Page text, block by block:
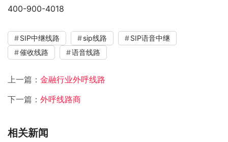
400-900-4018
SIP中继线路 sip线路
SIP语音中继
催收线路
语音线路
上一篇： 金融行业外呼线路
下一篇： 外呼线路商
相关新闻